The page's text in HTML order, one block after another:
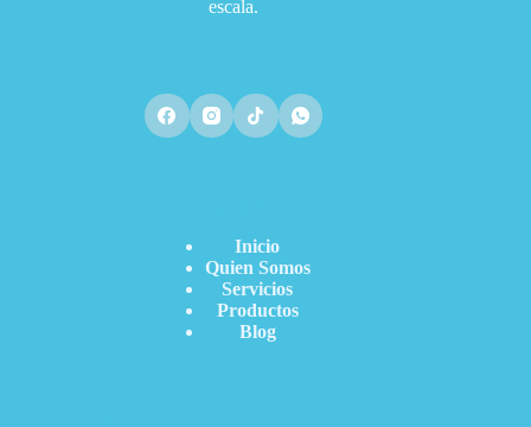
escala.
Inicio
Quien Somos
Servicios
Productos
Blog